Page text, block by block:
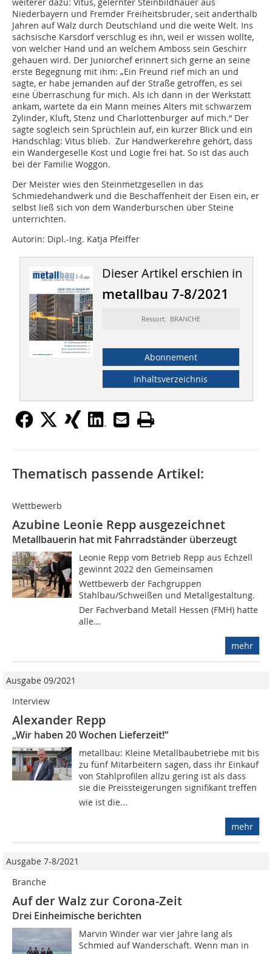
weiterer dazu: Vitus, gelernter Steinbildhauer aus
Niederbayern und Fremder Freiheitsbruder, seit anderthalb
Jahren auf Walz durch Deutschland und die weite Welt. Ins
sächsische Karsdorf verschlug es ihn, weil er wissen wollte,
von welcher Hand und an welchem Amboss sein Geschirr
gehauen wird. Der Juniorchef erinnert sich gerne an seine
erste Begegnung mit ihm: „Ein Freund rief mich an und
sagte, er habe jemanden auf der Straße getroffen, es sei
eine Überraschung für mich. Als ich dann in der Werkstatt
ankam, wartete da ein Mann meines Alters mit schwarzem
Zylinder, Kluft, Stenz und Charlottenburger auf mich.“ Der
sagte sogleich sein Sprüchlein auf, ein kurzer Blick und ein
Handschlag: Vitus blieb. Zur Handwerkerehre gehört, dass
ein Wandergeselle Kost und Logie frei hat. So ist das auch
bei der Familie Woggon.
Der Meister wies den Steinmetzgesellen in das
Schmiedehandwerk und die Beschaffenheit der Eisen ein, er
selbst ließ sich von dem Wanderburschen über Steine
unterrichten.
Autorin: Dipl.-Ing. Katja Pfeiffer
Dieser Artikel erschien in
metallbau 7-8/2021
Ressort: BRANCHE
Abonnement
Inhaltsverzeichnis
Thematisch passende Artikel:
Wettbewerb
Azubine Leonie Repp ausgezeichnet
Metallbauerin hat mit Fahrradständer überzeugt
Leonie Repp vom Betrieb Repp aus Echzell
gewinnt 2022 den Gemeinsamen
Wettbewerb der Fachgruppen
Stahlbau/Schweißen und Metallgestaltung.
Der Fachverband Metall Hessen (FMH) hatte
alle...
mehr
Ausgabe 09/2021
Interview
Alexander Repp
„Wir haben 20 Wochen ­Lieferzeit!“
metallbau: Kleine Metallbaubetriebe mit bis
zu fünf Mitarbeitern sagen, dass ihr Einkauf
von Stahlprofilen allzu gering ist als dass
sie die Preissteigerungen signifikant treffen 
wie ist die...
mehr
Ausgabe 7-8/2021
Branche
Auf der Walz zur Corona-Zeit
Drei Einheimische berichten
Marvin Winder war vier Jahre lang als
Schmied auf Wanderschaft. Wenn man in